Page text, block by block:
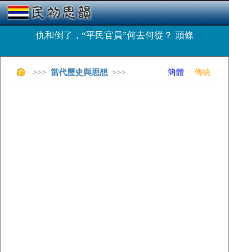
仇和倒了，“平民官員”何去何從？ 頭條
>>> 當代歷史與思想 >>> 簡體 傳統